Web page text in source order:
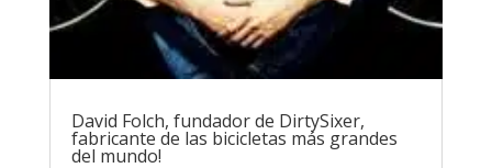
David Folch, fundador de DirtySixer,
fabricante de las bicicletas más grandes
del mundo!